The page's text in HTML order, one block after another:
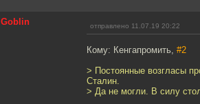
Goblin отправлено 11.07.19 20:22
Кому: Кенгапромить, #2
> Постоянные возгласы
Сталин.
> Да не могли. В силу